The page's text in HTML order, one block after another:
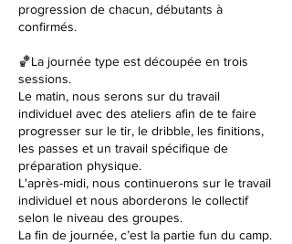
progression de chacun, débutants à
confirmés.
🏀La journée type est découpée en trois
sessions.
Le matin, nous serons sur du travail
individuel avec des ateliers afin de te faire
progresser sur le tir, le dribble, les finitions,
les passes et un travail spécifique de
préparation physique.
L'après-midi, nous continuerons sur le travail
individuel et nous aborderons le collectif
selon le niveau des groupes.
La fin de journée, c’est la partie fun du camp.